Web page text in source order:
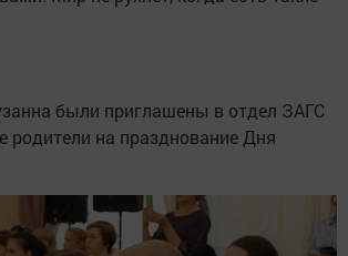
были приглашены в отдел ЗАГС
родители на празднование Дня